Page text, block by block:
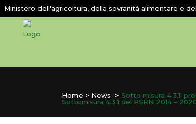
Ministero dell'agricoltura, della sovranità alimentare e
Home > News > Sotto misura 4.3.1:
Sottomisura 4.3.1 del PSRN 2014 –